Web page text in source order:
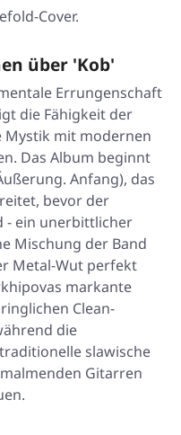
Cover.
über 'Kob'
Errungenschaft
die Fähigkeit der
Mystik mit modernen
Das Album beginnt
Anfang), das
bevor der
- ein unerbittlicher
Mischung der Band
Metal-Wut perfekt
markante
Clean-
die
slawische
Gitarren